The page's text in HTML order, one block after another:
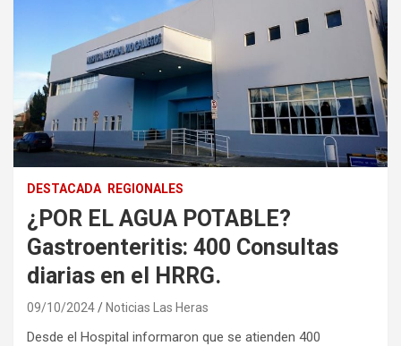
DESTACADA REGIONALES
¿POR EL AGUA POTABLE?
Gastroenteritis: 400 Consultas
diarias en el HRRG.
09/10/2024 Noticias Las Heras
Desde el Hospital informaron que se atienden 400